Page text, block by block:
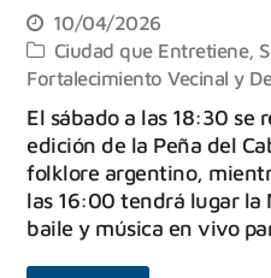
10/04/2026
Ciudad que Entretiene,
Fortalecimiento Vecinal y
El sábado a las 18:30 se
edición de la Peña del
folklore argentino,
las 16:00 tendrá lugar la
baile y música en vivo